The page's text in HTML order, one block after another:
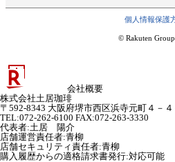
個人情報保護
© Rakuten
会社概要
株式会社土居珈琲
〒592-8343 大阪府堺市西区浜寺元町４－４
TEL:072-262-6100 FAX:072-263-3330
代表者:土居 陽介
店舗運営責任者:青柳
店舗セキュリティ責任者:青柳
購入履歴からの適格請求書発行:対応可能